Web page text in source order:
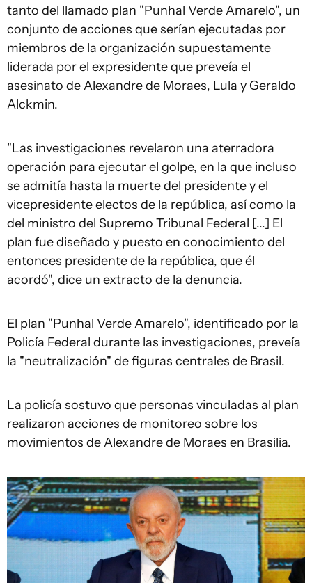
tanto del llamado plan "Punhal Verde Amarelo", un
conjunto de acciones que serían ejecutadas por
miembros de la organización supuestamente
liderada por el expresidente que preveía el
asesinato de Alexandre de Moraes, Lula y Geraldo
Alckmin.
"Las investigaciones revelaron una aterradora
operación para ejecutar el golpe, en la que incluso
se admitía hasta la muerte del presidente y el
vicepresidente electos de la república, así como la
del ministro del Supremo Tribunal Federal [...] El
plan fue diseñado y puesto en conocimiento del
entonces presidente de la república, que él
acordó", dice un extracto de la denuncia.
El plan "Punhal Verde Amarelo", identificado por la
Policía Federal durante las investigaciones, preveía
la "neutralización" de figuras centrales de Brasil.
La policía sostuvo que personas vinculadas al plan
realizaron acciones de monitoreo sobre los
movimientos de Alexandre de Moraes en Brasilia.